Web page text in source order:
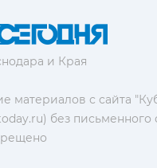
и Края
материалов с сайта
без письменного